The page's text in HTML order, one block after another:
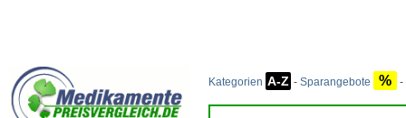
Kategorien A-Z - Sparangebote % -